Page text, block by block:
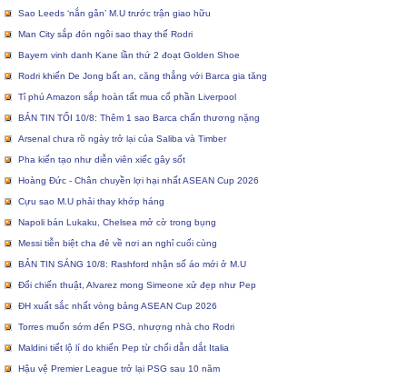
Sao Leeds ‘nắn gân’ M.U trước trận giao hữu
Man City sắp đón ngôi sao thay thế Rodri
Bayern vinh danh Kane lần thứ 2 đoạt Golden Shoe
Rodri khiến De Jong bất an, căng thẳng với Barca gia tăng
Tỉ phú Amazon sắp hoàn tất mua cổ phần Liverpool
BẢN TIN TỐI 10/8: Thêm 1 sao Barca chấn thương nặng
Arsenal chưa rõ ngày trở lại của Saliba và Timber
Pha kiến tạo như diễn viên xiếc gây sốt
Hoàng Đức - Chân chuyền lợi hại nhất ASEAN Cup 2026
Cựu sao M.U phải thay khớp háng
Napoli bán Lukaku, Chelsea mở cờ trong bụng
Messi tiễn biệt cha đẻ về nơi an nghỉ cuối cùng
BẢN TIN SÁNG 10/8: Rashford nhận số áo mới ở M.U
Đổi chiến thuật, Alvarez mong Simeone xử đẹp như Pep
ĐH xuất sắc nhất vòng bảng ASEAN Cup 2026
Torres muốn sớm đến PSG, nhượng nhà cho Rodri
Maldini tiết lộ lí do khiến Pep từ chối dẫn dắt Italia
Hậu vệ Premier League trở lại PSG sau 10 năm